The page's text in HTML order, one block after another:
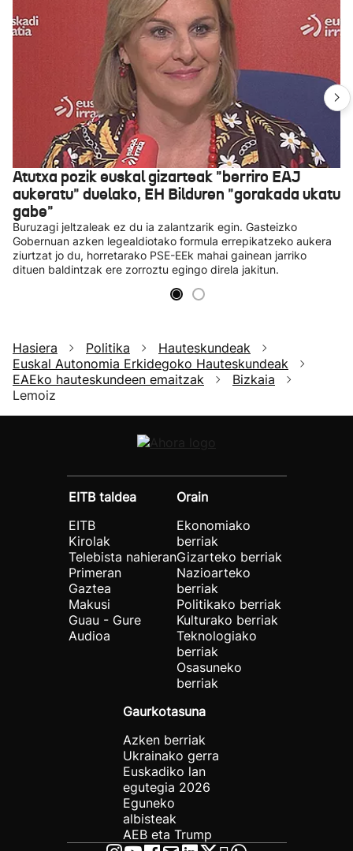
Atutxa pozik euskal gizarteak "berriro EAJ
aukeratu" duelako, EH Bilduren "gorakada ukatu
gabe"
Buruzagi jeltzaleak ez du ia zalantzarik egin. Gasteizko
Gobernuan azken legealdiotako formula errepikatzeko aukera
ziurtzat jo du, horretarako PSE-EEk mahai gainean jarriko
dituen baldintzak ere zorroztu egingo direla jakitun.
Hasiera Politika
Hauteskundeak
Euskal Autonomia Erkidegoko Hauteskundeak
EAEko hauteskundeen emaitzak
Bizkaia
Lemoiz
EITB taldea
EITB
Kirolak
Telebista nahieran
Primeran
Gaztea
Makusi
Guau - Gure
Audioa
Orain
Ekonomiako
berriak
Gizarteko berriak
Nazioarteko
berriak
Politikako berriak
Kulturako berriak
Teknologiako
berriak
Osasuneko
berriak
Gaurkotasuna
Azken berriak
Ukrainako gerra
Euskadiko lan
egutegia 2026
Eguneko
albisteak
AEB eta Trump